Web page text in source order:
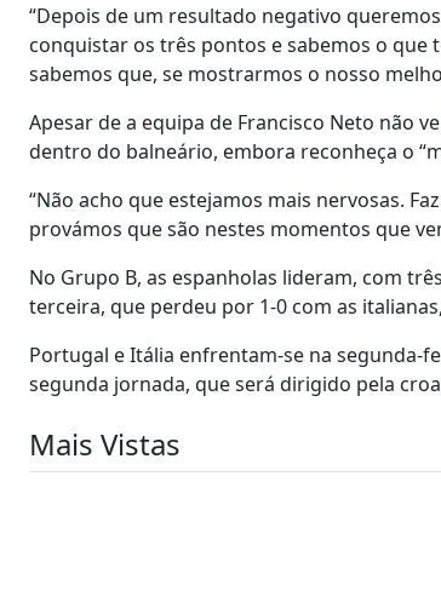
“Depois de um resultado negativo
conquistar os três pontos e sabemos o que
sabemos que, se mostrarmos o nosso
Apesar de a equipa de Francisco Neto não
dentro do balneário, embora reconheça o
“Não acho que estejamos mais nervosas.
provámos que são nestes momentos que
No Grupo B, as espanholas lideram, com
terceira, que perdeu por 1-0 com as
Portugal e Itália enfrentam-se na segunda-
segunda jornada, que será dirigido pela
Mais Vistas